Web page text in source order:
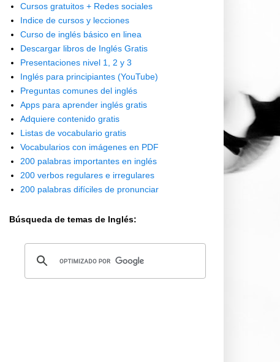
Cursos gratuitos + Redes sociales
Indice de cursos y lecciones
Curso de inglés básico en linea
Descargar libros de Inglés Gratis
Presentaciones nivel 1, 2 y 3
Inglés para principiantes (YouTube)
Preguntas comunes del inglés
Apps para aprender inglés gratis
Adquiere contenido gratis
Listas de vocabulario gratis
Vocabularios con imágenes en PDF
200 palabras importantes en inglés
200 verbos regulares e irregulares
200 palabras difíciles de pronunciar
Búsqueda de temas de Inglés: